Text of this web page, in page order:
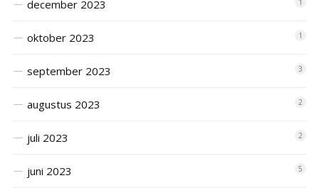
december 2023 1
oktober 2023 1
september 2023 3
augustus 2023 2
juli 2023 2
juni 2023 5